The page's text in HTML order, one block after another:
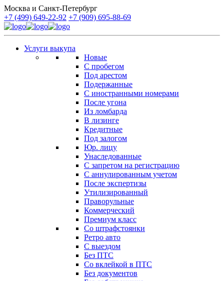
Москва и Санкт-Петербург
+7 (499) 649-22-92 +7 (909) 695-88-69
Услуги выкупа
Новые
С пробегом
Под арестом
Подержанные
С иностранными номерами
После угона
Из ломбарда
В лизинге
Кредитные
Под залогом
Юр. лицу
Унаследованные
С запретом на регистрацию
С аннулированным учетом
После экспертизы
Утилизированный
Праворульные
Коммерческий
Премиум класс
Со штрафстоянки
Ретро авто
С выездом
Без ПТС
Со вклейкой в ПТС
Без документов